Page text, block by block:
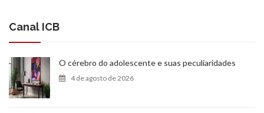
Canal ICB
O cérebro do adolescente e suas peculiaridades
4 de agosto de 2026